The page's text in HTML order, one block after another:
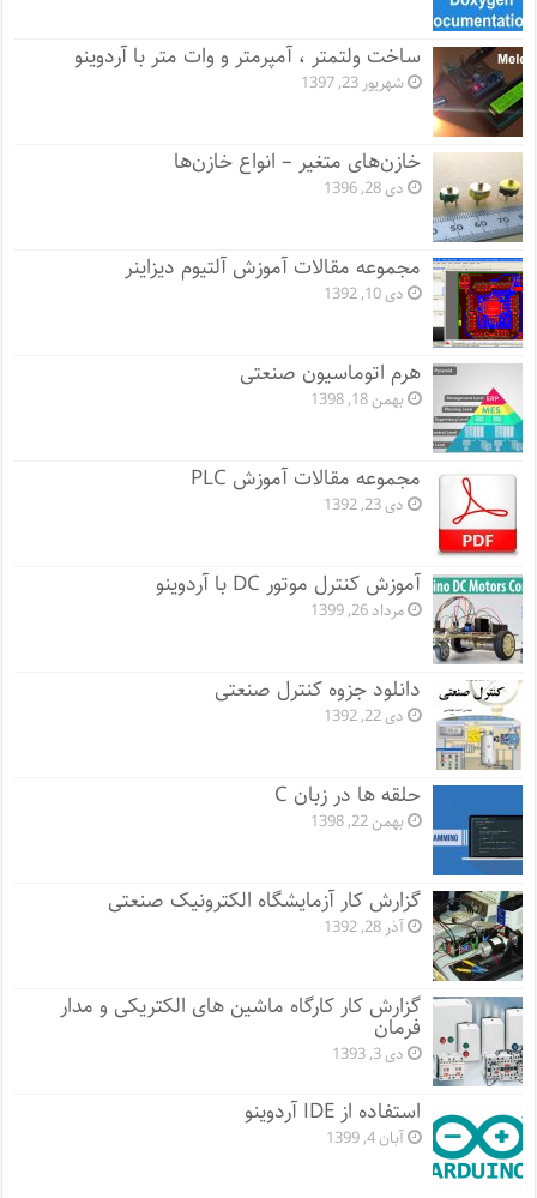
ساخت ولتمتر ، آمپرمتر و وات متر با آردوینو
شهریور 23, 1397
خازن‌های متغیر – انواع خازن‌ها
دی 28, 1396
مجموعه مقالات آموزش آلتیوم دیزاینر
دی 10, 1392
هرم اتوماسیون صنعتی
بهمن 18, 1398
مجموعه مقالات آموزش PLC
دی 23, 1392
آموزش کنترل موتور DC با آردوینو
مرداد 26, 1399
دانلود جزوه کنترل صنعتی
دی 22, 1392
حلقه ها در زبان C
بهمن 22, 1398
گزارش کار آزمایشگاه الکترونیک صنعتی
آذر 28, 1392
گزارش کار کارگاه ماشین های الکتریکی و مدار
فرمان
دی 3, 1393
استفاده از IDE آردوینو
آبان 4, 1399